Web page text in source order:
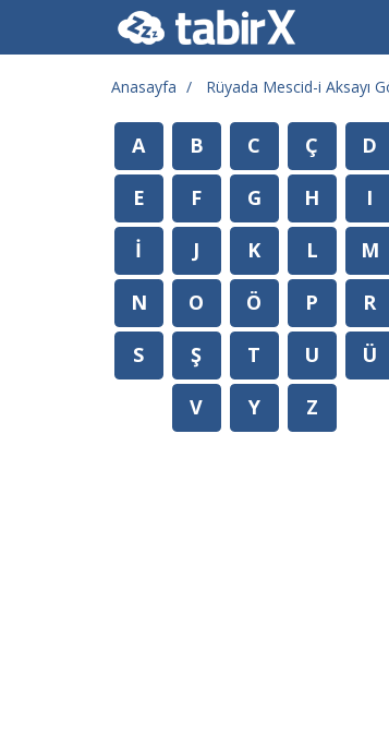
Anasayfa Rüyada Mescid-i Aksayı
A B C Ç
D
E
F G H
I
İ
J K L
M
N
O Ö P
R
S
Ş T U
Ü
V
Y Z